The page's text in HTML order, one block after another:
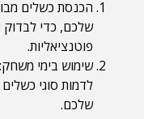
הכנסת כשלים
שלכם, כדי לבדוק
פוטנציאליות.
שימוש בימי
לדמות סוגי
שלכם.